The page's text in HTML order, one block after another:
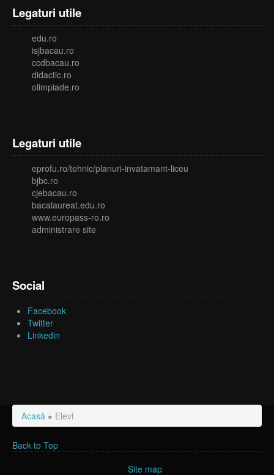
Legaturi utile
edu.ro
isjbacau.ro
ccdbacau.ro
didactic.ro
olimpiade.ro
Legaturi utile
eprofu.ro/tehnic/planuri-invatamant-liceu
bjbc.ro
cjebacau.ro
bacalaureat.edu.ro
www.europass-ro.ro
administrare site
Social
Facebook
Twitter
Linkedin
Eşti aici
Acasă » Elevi
Back to Top
Site map